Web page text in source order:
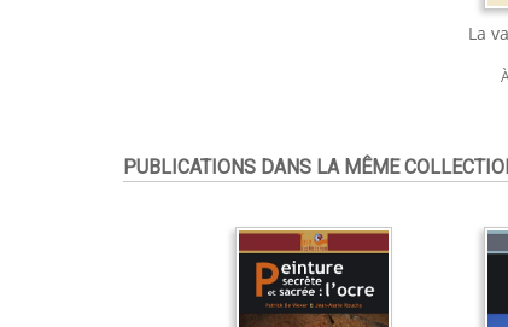
La
PUBLICATIONS DANS LA MÊME